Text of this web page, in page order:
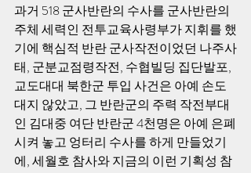
과거 518 군사반란의 수사를 군사반란의
주체 세력인 전투교육사령부가 지휘를 했
기에 핵심적 반란 군사작전이었던 나주사
태, 군분교점령작전, 수협빌딩 집단발포,
교도대대 북한군 투입 사건은 아예 손도
대지 않았고, 그 반란군의 주력 작전부대
인 김대중 여단 반란군 4천명은 아예 은폐
시켜 놓고 엉터리 수사를 하게 만들었기
에, 세월호 참사와 지금의 이런 기획성 참